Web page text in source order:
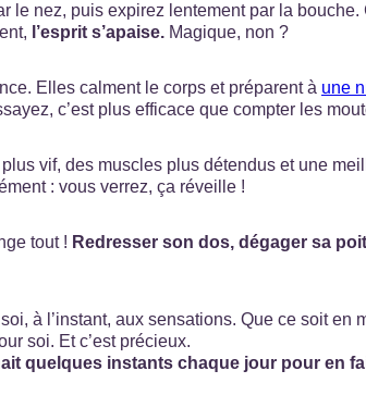
le nez, puis expirez lentement par la bouche.
l’esprit s’apaise. Magique, non ?
Elles calment le corps et préparent à une
c’est plus efficace que compter les
vif, des muscles plus détendus et une
: vous verrez, ça réveille !
tout ! Redresser son dos, dégager sa
à l’instant, aux sensations. Que ce soit en
soi. Et c’est précieux.
quelques instants chaque jour pour en